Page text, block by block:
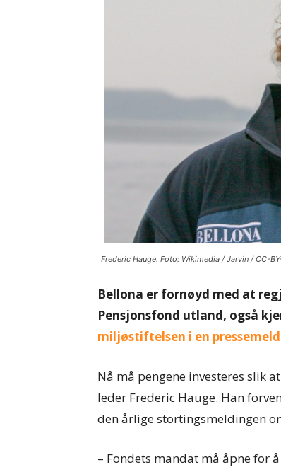
Frederic Hauge. Foto: Wikimedia / Jarvin / CC-
Bellona er fornøyd med at
Pensjonsfond utland, også
miljøstiftelsen i en
Nå må pengene investeres slik
leder Frederic Hauge. Han
den årlige stortingsmeldingen
– Fondets mandat må åpne for